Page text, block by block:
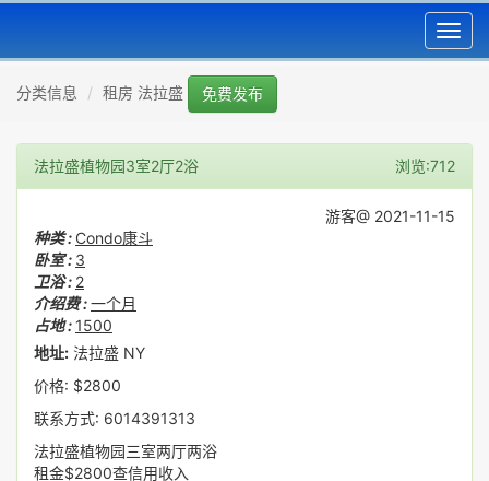
分类信息 租房 法拉盛 免费发布
法拉盛植物园3室2厅2浴 浏览:712
游客@ 2021-11-15
种类 : Condo康斗
卧室 : 3
卫浴 : 2
介绍费 :一个月
占地 : 1500
地址: 法拉盛 NY
价格: $2800
联系方式: 6014391313
法拉盛植物园三室两厅两浴
租金$2800查信用收入